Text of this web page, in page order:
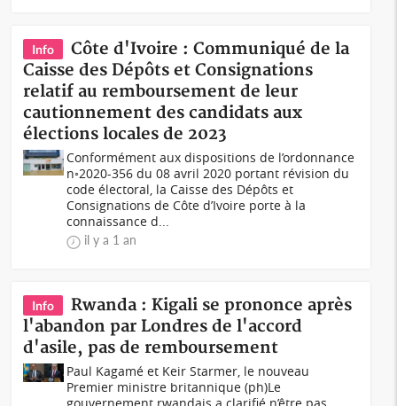
Info
Côte d'Ivoire : Communiqué de la
Caisse des Dépôts et Consignations
relatif au remboursement de leur
cautionnement des candidats aux
élections locales de 2023
Conformément aux dispositions de l’ordonnance
n◦2020-356 du 08 avril 2020 portant révision du
code électoral, la Caisse des Dépôts et
Consignations de Côte d’Ivoire porte à la
connaissance d...
il y a 1 an
Info
Rwanda : Kigali se prononce après
l'abandon par Londres de l'accord
d'asile, pas de remboursement
Paul Kagamé et Keir Starmer, le nouveau
Premier ministre britannique (ph)Le